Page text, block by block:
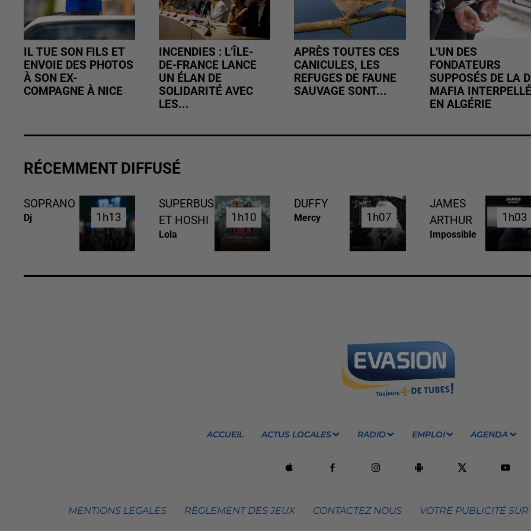
IL TUE SON FILS ET
ENVOIE DES PHOTOS
À SON EX-
COMPAGNE À NICE
INCENDIES : L’ÎLE-
DE-FRANCE LANCE
UN ÉLAN DE
SOLIDARITÉ AVEC
LES...
APRÈS TOUTES CES
CANICULES, LES
REFUGES DE FAUNE
SAUVAGE SONT...
L’UN DES
FONDATEURS
SUPPOSÉS DE LA
MAFIA INTERPELLÉ
EN ALGÉRIE
RÉCEMMENT DIFFUSÉ
SOPRANO
Dj 1h13
1h13
SUPERBUS
ET HOSHI
Lola
1h10
1h10
DUFFY
Mercy 1h07
1h07
JAMES
ARTHUR
Impossible
1h03
1h03
ACCUEIL ACTUS LOCALES RADIO EMPLOI AGENDA
MENTIONS LEGALES RÈGLEMENT DES JEUX CONTACTEZ NOUS VOTRE PUBLICITÉ